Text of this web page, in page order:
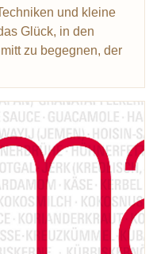
Hawaii Japan
Thailand
Patron éditorial
und kleine
Glück, in den
zu begegnen, der